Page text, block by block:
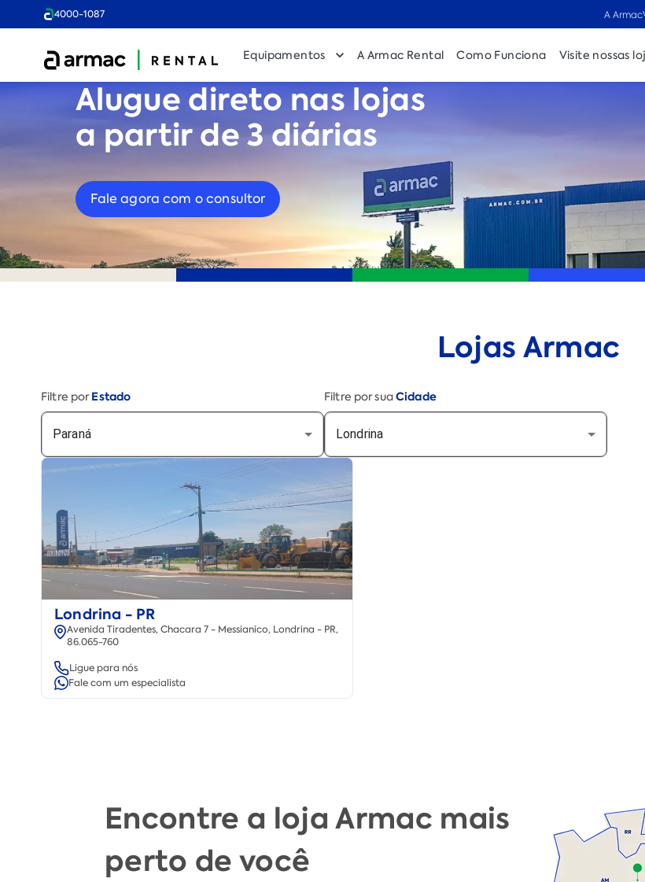
4000-1087 A Armac
Equipamentos A Armac Rental Como Funciona Visite nossas
Alugue direto nas lojas
a partir de 3 diárias
Fale agora com o consultor
Lojas Armac
Filtre por Estado
Paraná
Filtre por suaCidade
Londrina
Londrina - PR
Avenida Tiradentes, Chacara 7 - Messianico, Londrina - PR,
86.065-760
Ligue para nós
Fale com um especialista
Encontre a loja Armac mais
perto de você